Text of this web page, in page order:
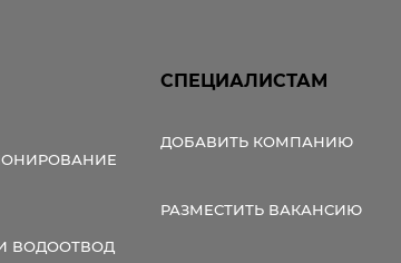
ВОДООТВОД
СПЕЦИАЛИСТАМ
ДОБАВИТЬ КОМПАНИЮ
РАЗМЕСТИТЬ ВАКАНСИЮ